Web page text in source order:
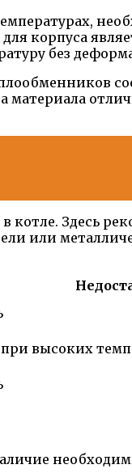
корпуса
без
Здесь
или
высоких